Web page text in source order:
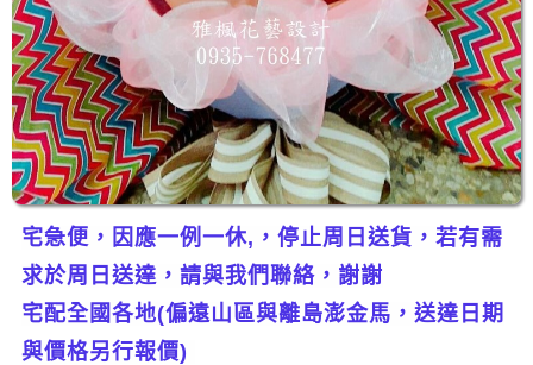
宅急便，因應一例一休,， 停止周日送貨，若有需
求於周日送達，請與我們聯絡，謝謝
宅配全國各地(偏遠山區與離島澎金馬，送達日期
與價格另行報價)